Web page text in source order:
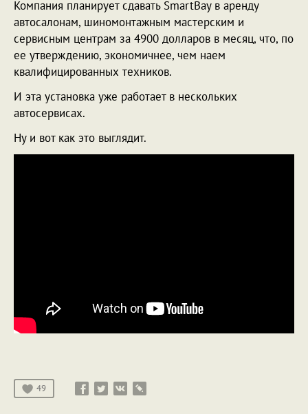
Компания планирует сдавать SmartBay в аренду
автосалонам, шиномонтажным мастерским и
сервисным центрам за 4900 долларов в месяц, что, по
ее утверждению, экономичнее, чем наем
квалифицированных техников.
И эта установка уже работает в нескольких
автосервисах.
Ну и вот как это выглядит.
49